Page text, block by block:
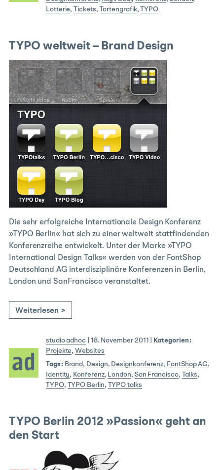
Lotterie,Tickets, Tortengrafik,TYPO
TYPO weltweit – Brand Design
Die sehr erfolgreiche Internationale Design Konferenz
»TYPO Berlin« hat sich zu einer weltweit stattfindenden
Konferenzreihe entwickelt. Unter der Marke »TYPO
International Design Talks« werden von der FontShop
Deutschland AG interdisziplinäre Konferenzen in Berlin,
London und SanFrancisco veranstaltet.
Weiterlesen >
studio adhoc 18. November 2011
Kategorien:
Projekte,Websites
Tags: Brand , Design, Designkonferenz, FontShop AG,
Identity, Konferenz, London, San Francisco, Talks,
TYPO, TYPO Berlin, TYPO talks
TYPO Berlin 2012 »Passion« geht an
den Start